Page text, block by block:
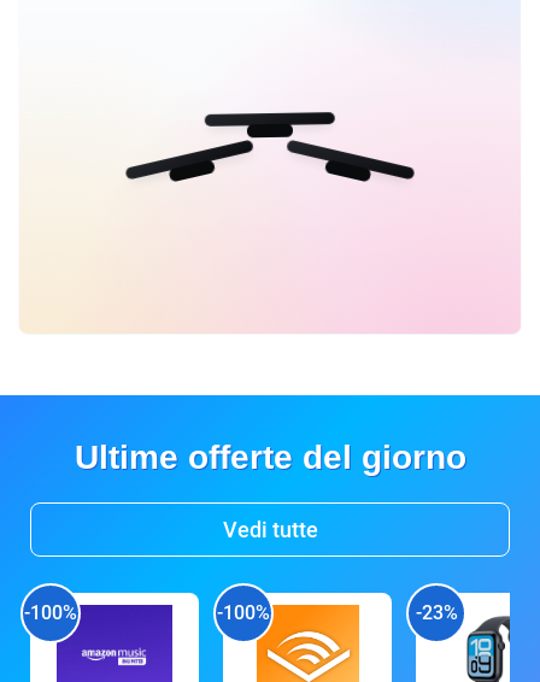
Ultime offerte del giorno
Vedi tutte
-100% -100% -23%